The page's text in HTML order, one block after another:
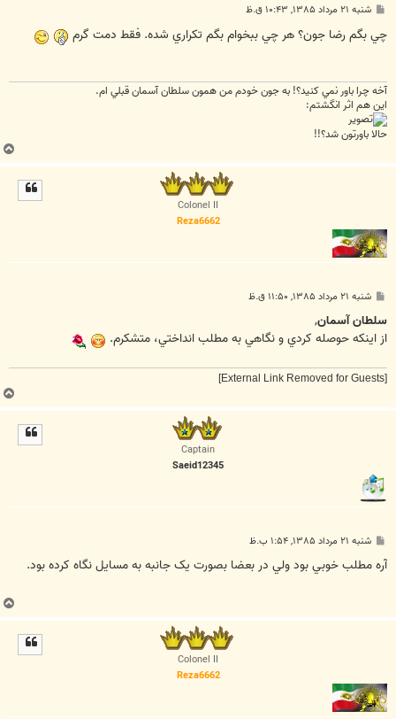
پ
ت
شنبه ۲۱ مرداد ۱۳۸۵, ۱۰:۴۳ ق.ظ
چي بگم رضا جون؟ هر چي ببخوام بگم تکراري شده. فقط دمت گرم
آخه چرا باور نمي کنيد؟! به جون خودم من همون سلطان آسمان قبلي ام.
اين هم اثر انگشتم:
حالا باورتون شد؟!!
ب
ا
Colonel II
Reza6662
پ
ت
شنبه ۲۱ مرداد ۱۳۸۵, ۱۱:۵۰ ق.ظ
سلطان آسمان,
از اينكه حوصله كردي و نگاهي به مطلب انداختي، متشكرم.
ب
ا
Captain
Saeid12345
پ
ت
شنبه ۲۱ مرداد ۱۳۸۵, ۱:۵۴ ب.ظ
آره مطلب خوبي بود ولي در بعضا بصورت يک جانبه به مسايل نگاه کرده بود.
ب
ا
Colonel II
Reza6662